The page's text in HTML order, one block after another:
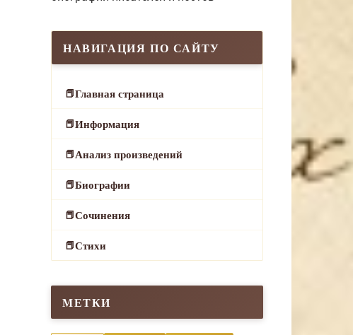
НАВИГАЦИЯ ПО САЙТУ
Главная страница
Информация
Анализ произведений
Биографии
Сочинения
Стихи
МЕТКИ